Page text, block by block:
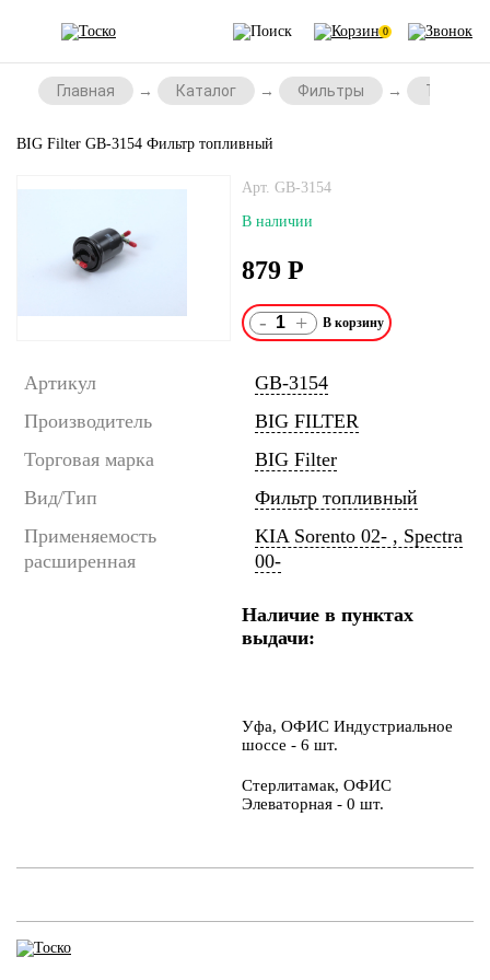
0
Главная Каталог Фильтры
BIG Filter GB-3154 Фильтр топливный
Арт. GB-3154
В наличии
879 Р
- +
Артикул
GB-3154
Производитель
BIG FILTER
Торговая марка
BIG Filter
Вид/Тип
Фильтр топливный
Применяемость
расширенная
KIA Sorento 02- , Spectra
00-
Наличие в пунктах
выдачи:
Уфа, ОФИС Индустриальное
шоссе - 6 шт.
Стерлитамак, ОФИС
Элеваторная - 0 шт.